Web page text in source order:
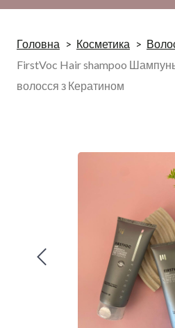
Головна Косметика
FirstVoc Hair shampoo
волосся з Кератином